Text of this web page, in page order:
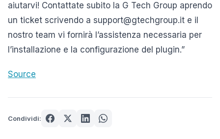
aiutarvi! Contattate subito la G Tech Group aprendo
un ticket scrivendo a support@gtechgroup.it e il
nostro team vi fornirà l’assistenza necessaria per
l’installazione e la configurazione del plugin.”
Source
Condividi: